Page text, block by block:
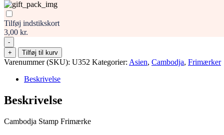
Tilføj indstikskort
3,00 kr.
-
Cambodja
Stamp
antal
+ Tilføj til kurv
Varenummer (SKU): U352 Kategorier: Asien, Cambodja, Frimærker
Beskrivelse
Beskrivelse
Cambodja Stamp Frimærke